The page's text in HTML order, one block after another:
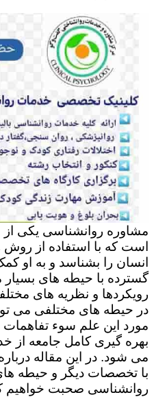
مشاوره روانشناسی یکی
است که با استفاده از
انسان را بشناسد و به او
گسترده با حیطه های
رویکردها و نظریه های
در حیطه های مختلفی می
مورد این علم سوء تفاهمات
بهره گیری کامل جامعه از
می شود. در این مقاله
با تخصصات دیگر و حیطه
روانشناسی صحبت خواهیم